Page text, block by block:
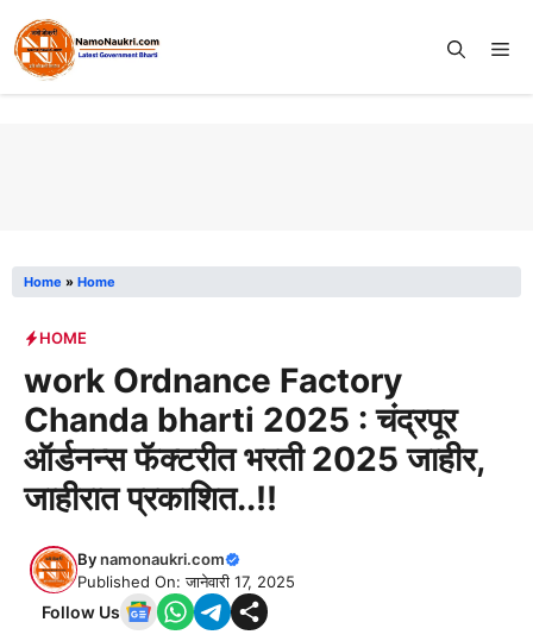
content
Home » Home
HOME
work Ordnance Factory
Chanda bharti 2025 : चंद्रपूर
ऑर्डनन्स फॅक्टरीत भरती 2025 जाहीर,
जाहीरात प्रकाशित..!!
Bynamonaukri.com
Published On: जानेवारी 17, 2025
Follow Us